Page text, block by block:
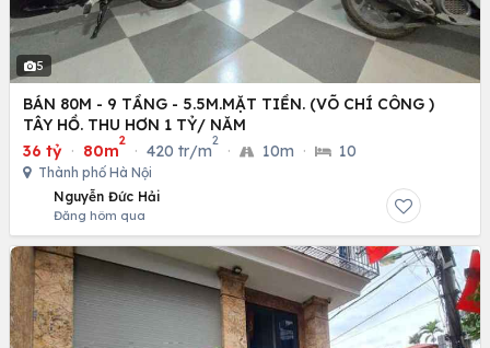
5
BÁN 80M - 9 TẦNG - 5.5M.MẶT TIỀN. (VÕ CHÍ CÔNG )
TÂY HỒ. THU HƠN 1 TỶ/ NĂM
36 tỷ · 80m
2
· 420 tr/m
2
· 10m · 10
Thành phố Hà Nội
Nguyễn Đức Hải
Đăng hôm qua